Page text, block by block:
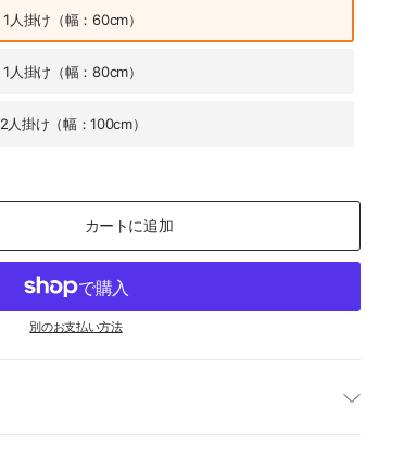
1人掛け（幅：60cm）
1人掛け（幅：80cm）
2人掛け（幅：100cm）
カートに追加
別のお支払い方法